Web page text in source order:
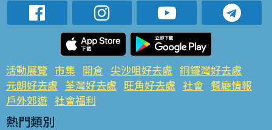
活動展覽 市集 開倉 尖沙咀好去處 銅鑼灣好去處
元朗好去處 荃灣好去處 旺角好去處 社會 餐廳情報
戶外郊遊 社會福利
熱門類別